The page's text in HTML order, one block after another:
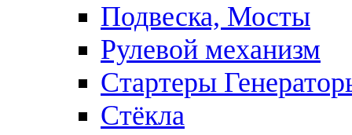
Подвеска, Мосты
Рулевой механизм
Стартеры
Стёкла